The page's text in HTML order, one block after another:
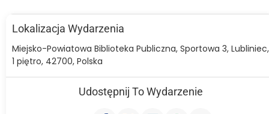
Lokalizacja Wydarzenia
Miejsko-Powiatowa Biblioteka Publiczna, Sportowa 3, Lubliniec,
1 piętro, 42700, Polska
Udostępnij To Wydarzenie